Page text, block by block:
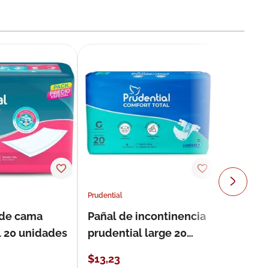
cama
unidades
Prudential
Pañal de incontinencia
prudential large 20
$13,23